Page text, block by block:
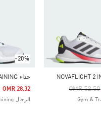
Price Reduced From
OMR 52.50
To
-20%
حذاء AMPLIMOVE TRAINING
OMR 28.32
الرجال Gym & Training